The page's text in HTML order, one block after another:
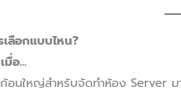
ลือกแบบไหน?
มื่อ…
อนใหญ่สำหรับจัดทำห้อง Server ม